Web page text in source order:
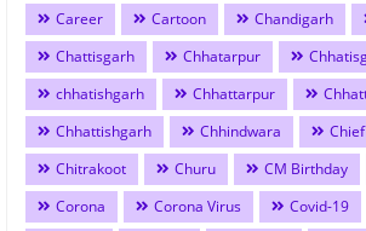
Career
Cartoon Chandigarh
Chattisgarh
Chhatarpur
chhatishgarh
Chhattarpur
Chhattishgarh
Chhindwara
Chitrakoot
Churu CM Birthday
Corona
Corona Virus Covid-19